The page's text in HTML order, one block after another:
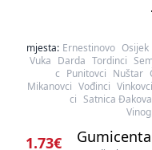
mjesta: Ernestinovo Osijek
Vuka Darda Tordinci
c Punitovci Nuštar
Mikanovci Vođinci Vinkovci
ci Satnica
1.73€